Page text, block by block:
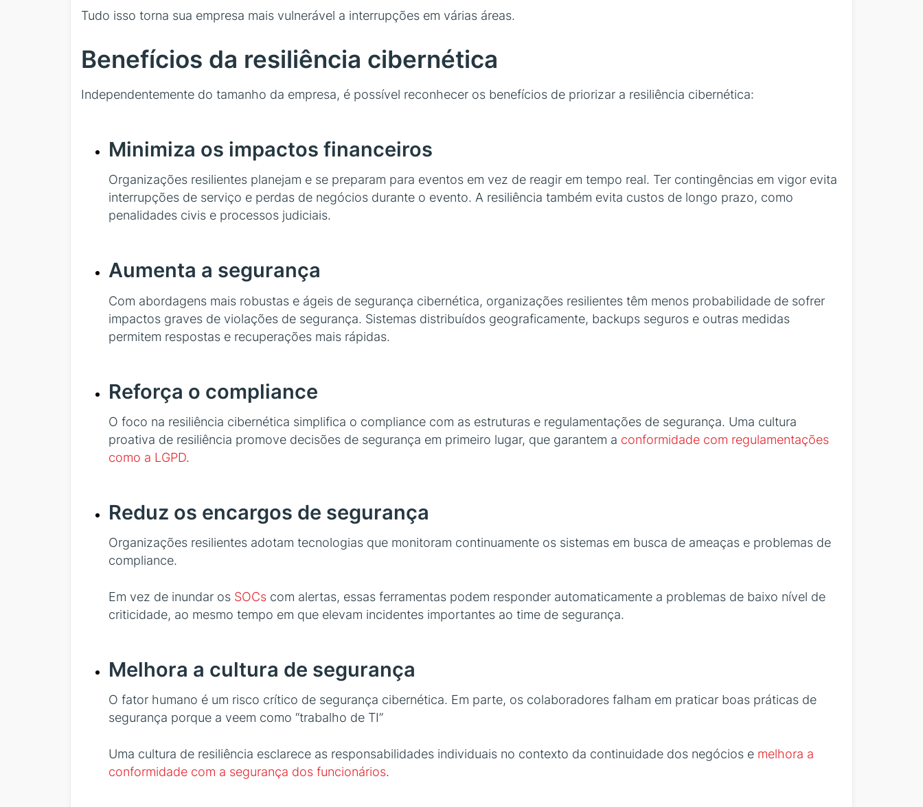
Tudo isso torna sua empresa mais vulnerável a interrupções em várias áreas.
Benefícios da resiliência cibernética
Independentemente do tamanho da empresa, é possível reconhecer os benefícios de priorizar a resiliência cibernética:
Minimiza os impactos financeiros
Organizações resilientes planejam e se preparam para eventos em vez de reagir em tempo real. Ter contingências em vigor evita
interrupções de serviço e perdas de negócios durante o evento. A resiliência também evita custos de longo prazo, como
penalidades civis e processos judiciais.
Aumenta a segurança
Com abordagens mais robustas e ágeis de segurança cibernética, organizações resilientes têm menos probabilidade de sofrer
impactos graves de violações de segurança. Sistemas distribuídos geograficamente, backups seguros e outras medidas
permitem respostas e recuperações mais rápidas.
Reforça o compliance
O foco na resiliência cibernética simplifica o compliance com as estruturas e regulamentações de segurança. Uma cultura
proativa de resiliência promove decisões de segurança em primeiro lugar, que garantem a conformidade com regulamentações
como a LGPD.
Reduz os encargos de segurança
Organizações resilientes adotam tecnologias que monitoram continuamente os sistemas em busca de ameaças e problemas de
compliance.
Em vez de inundar os SOCs com alertas, essas ferramentas podem responder automaticamente a problemas de baixo nível de
criticidade, ao mesmo tempo em que elevam incidentes importantes ao time de segurança.
Melhora a cultura de segurança
O fator humano é um risco crítico de segurança cibernética. Em parte, os colaboradores falham em praticar boas práticas de
segurança porque a veem como “trabalho de TI”
Uma cultura de resiliência esclarece as responsabilidades individuais no contexto da continuidade dos negócios e melhora a
conformidade com a segurança dos funcionários.